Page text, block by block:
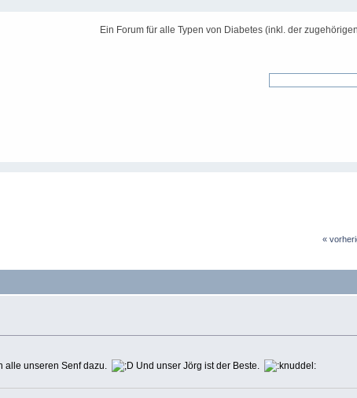
Ein Forum für alle Typen von Diabetes (inkl. der
«
alle unseren Senf dazu.
Und unser Jörg ist der Beste.